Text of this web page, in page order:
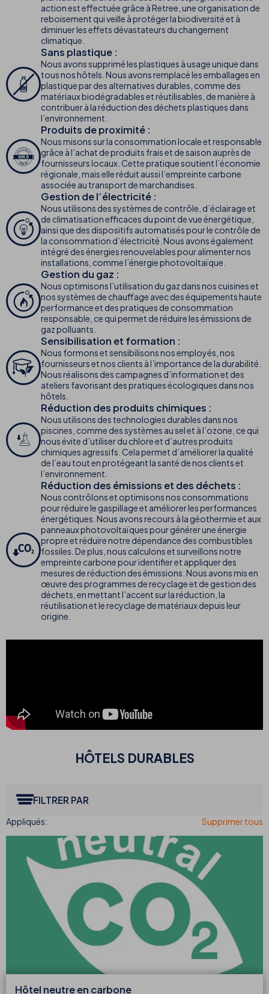
action est effectuée grâce à Retree, une organisation de
reboisement qui veille à protéger la biodiversité et à
diminuer les effets dévastateurs du changement
climatique.
Sans plastique :
Nous avons supprimé les plastiques à usage unique dans
tous nos hôtels. Nous avons remplacé les emballages en
plastique par des alternatives durables, comme des
matériaux biodégradables et réutilisables, de manière à
contribuer à la réduction des déchets plastiques dans
l’environnement.
Produits de proximité :
Nous misons sur la consommation locale et responsable
grâce à l’achat de produits frais et de saison auprès de
fournisseurs locaux. Cette pratique soutient l’économie
régionale, mais elle réduit aussi l’empreinte carbone
associée au transport de marchandises.
Gestion de l’électricité :
Nous utilisons des systèmes de contrôle, d’éclairage et
de climatisation efficaces du point de vue énergétique,
ainsi que des dispositifs automatisés pour le contrôle de
la consommation d’électricité. Nous avons également
intégré des énergies renouvelables pour alimenter nos
installations, comme l’énergie photovoltaïque.
Gestion du gaz :
Nous optimisons l’utilisation du gaz dans nos cuisines et
nos systèmes de chauffage avec des équipements haute
performance et des pratiques de consommation
responsable, ce qui permet de réduire les émissions de
gaz polluants.
Sensibilisation et formation :
Nous formons et sensibilisons nos employés, nos
fournisseurs et nos clients à l’importance de la durabilité.
Nous réalisons des campagnes d’information et des
ateliers favorisant des pratiques écologiques dans nos
hôtels.
Réduction des produits chimiques :
Nous utilisons des technologies durables dans nos
piscines, comme des systèmes au sel et à l’ozone, ce qui
nous évite d’utiliser du chlore et d’autres produits
chimiques agressifs. Cela permet d’améliorer la qualité
de l’eau tout en protégeant la santé de nos clients et
l’environnement.
Réduction des émissions et des déchets :
Nous contrôlons et optimisons nos consommations
pour réduire le gaspillage et améliorer les performances
énergétiques. Nous avons recours à la géothermie et aux
panneaux photovoltaïques pour générer une énergie
propre et réduire notre dépendance des combustibles
fossiles. De plus, nous calculons et surveillons notre
empreinte carbone pour identifier et appliquer des
mesures de réduction des émissions. Nous avons mis en
œuvre des programmes de recyclage et de gestion des
déchets, en mettant l’accent sur la réduction, la
réutilisation et le recyclage de matériaux depuis leur
origine.
HÔTELS DURABLES
FILTRER PAR
Hôtel neutre en carbone